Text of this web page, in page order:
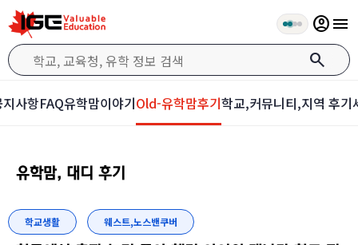
search
account_circlemenu
사항FAQ유학맘이야기Old-유학맘후기학교,커뮤니티,지역 후기
유학맘, 대디 후기
학교생활 웨스트,노스밴쿠버